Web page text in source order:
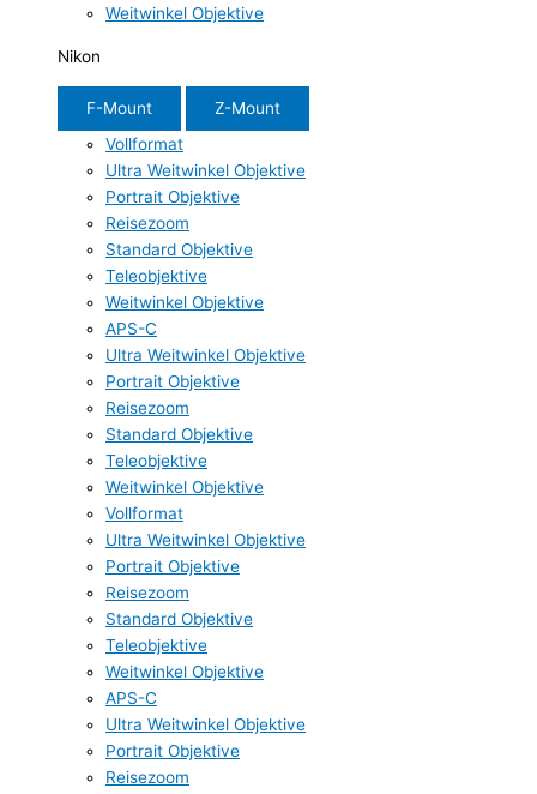
Weitwinkel Objektive
Nikon
F-Mount
Z-Mount
Vollformat
Ultra Weitwinkel Objektive
Portrait Objektive
Reisezoom
Standard Objektive
Teleobjektive
Weitwinkel Objektive
APS-C
Ultra Weitwinkel Objektive
Portrait Objektive
Reisezoom
Standard Objektive
Teleobjektive
Weitwinkel Objektive
Vollformat
Ultra Weitwinkel Objektive
Portrait Objektive
Reisezoom
Standard Objektive
Teleobjektive
Weitwinkel Objektive
APS-C
Ultra Weitwinkel Objektive
Portrait Objektive
Reisezoom